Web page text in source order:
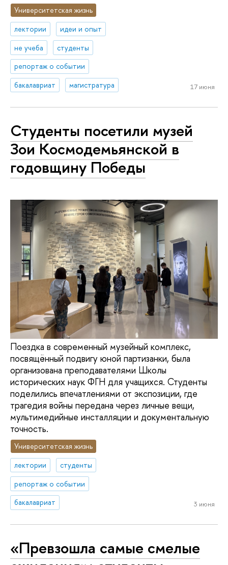
Университетская жизнь
лектории
идеи и опыт
не учеба
студенты
репортаж о событии
бакалавриат
магистратура 17 июня
Студенты посетили музей
Зои Космодемьянской в
годовщину Победы
Поездка в современный музейный комплекс,
посвящённый подвигу юной партизанки, была
организована преподавателями Школы
исторических наук ФГН для учащихся. Студенты
поделились впечатлениями от экспозиции, где
трагедия войны передана через личные вещи,
мультимедийные инсталляции и документальную
точность.
Университетская жизнь
лектории
студенты
репортаж о событии
бакалавриат
3 июня
«Превзошла самые смелые